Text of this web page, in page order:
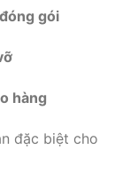
gói
hàng
đặc biệt cho